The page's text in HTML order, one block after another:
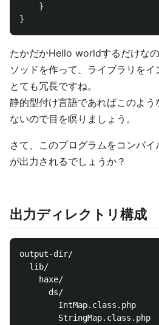
}
}
たかだかHello worldするだけな
ソッドを作って、ライブラリを
とても冗長ですね。
静的型付け言語であればこのよ
ないので目を瞑りましょう。
さて、このプログラムをコンパ
が出力されるでしょうか？
出力ディレクトリ構成
output-dir/
  lib/
    haxe/
      ds/
        IntMap.class.php
        StringMap.class.php